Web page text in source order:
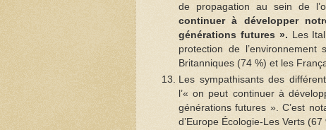
de propagation au sein de
continuer à développer
générations futures ». Les
protection de
Britanniques (74 %) et les
Les sympathisants des
l’« on peut continuer à
générations futures ». C’est
d’Europe Écologie-Les Verts